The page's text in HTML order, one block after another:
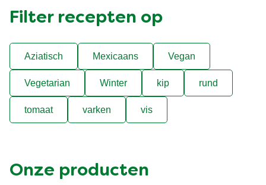
Filter recepten op
Aziatisch Mexicaans Vegan
Vegetarian Winter kip rund
tomaat varken vis
Onze producten